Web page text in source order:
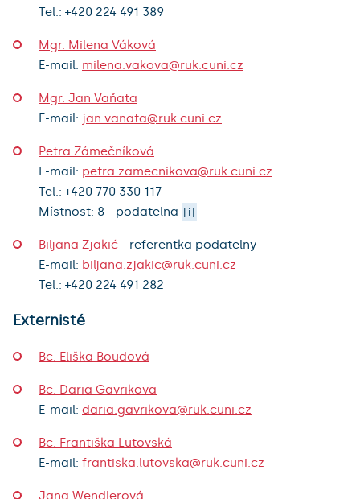
Tel.: +420 224 491 389
Mgr. Milena Váková
E-mail: milena.vakova@ruk.cuni.cz
Mgr. Jan Vaňata
E-mail: jan.vanata@ruk.cuni.cz
Petra Zámečníková
E-mail: petra.zamecnikova@ruk.cuni.cz
Tel.: +420 770 330 117
Místnost: 8 - podatelna [i]
Biljana Zjakić - referentka podatelny
E-mail: biljana.zjakic@ruk.cuni.cz
Tel.: +420 224 491 282
Externisté
Bc. Eliška Boudová
Bc. Daria Gavrikova
E-mail: daria.gavrikova@ruk.cuni.cz
Bc. Františka Lutovská
E-mail: frantiska.lutovska@ruk.cuni.cz
Jana Wendlerová